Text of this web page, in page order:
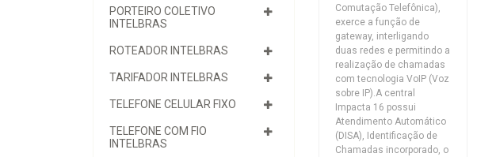
PORTEIRO COLETIVO
INTELBRAS
ROTEADOR INTELBRAS
TARIFADOR INTELBRAS
TELEFONE CELULAR FIXO
TELEFONE COM FIO
INTELBRAS
Comutação Telefônica),
exerce a função de
gateway, interligando
duas redes e permitindo a
realização de chamadas
com tecnologia VoIP (Voz
sobre IP).A central
Impacta 16 possui
Atendimento Automático
(DISA), Identificação de
Chamadas incorporado, o